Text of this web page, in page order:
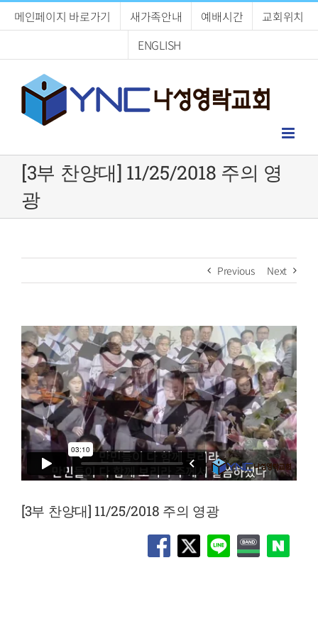
메인페이지 바로가기 새가족안내 예배시간
교회위치
ENGLISH
[3부 찬양대] 11/25/2018 주의 영
광
Previous Next
[3부 찬양대] 11/25/2018 주의 영광